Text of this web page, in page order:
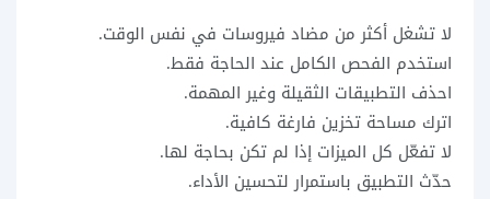
لا تشغل أكثر من مضاد فيروسات في نفس الوقت.
استخدم الفحص الكامل عند الحاجة فقط.
احذف التطبيقات الثقيلة وغير المهمة.
اترك مساحة تخزين فارغة كافية.
لا تفعّل كل الميزات إذا لم تكن بحاجة لها.
حدّث التطبيق باستمرار لتحسين الأداء.